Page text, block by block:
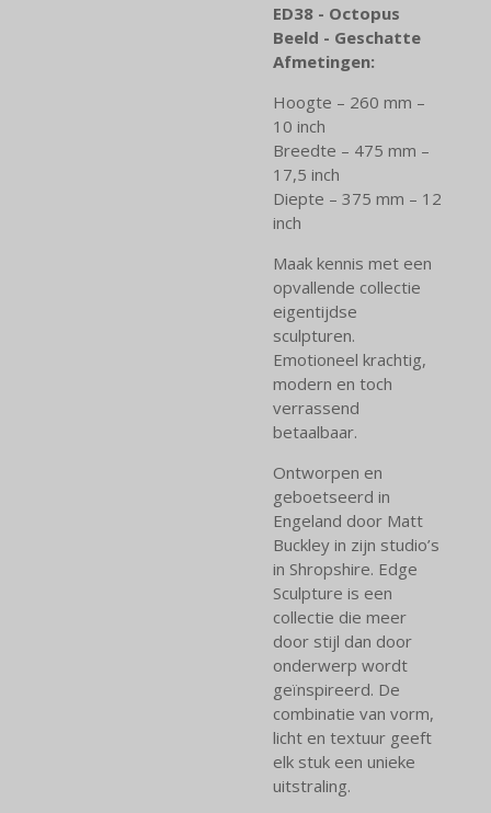
ED38 - Octopus
Beeld - Geschatte
Afmetingen:
Hoogte – 260 mm –
10 inch
Breedte – 475 mm –
17,5 inch
Diepte – 375 mm – 12
inch
Maak kennis met een
opvallende collectie
eigentijdse
sculpturen.
Emotioneel krachtig,
modern en toch
verrassend
betaalbaar.
Ontworpen en
geboetseerd in
Engeland door Matt
Buckley in zijn studio’s
in Shropshire. Edge
Sculpture is een
collectie die meer
door stijl dan door
onderwerp wordt
geïnspireerd. De
combinatie van vorm,
licht en textuur geeft
elk stuk een unieke
uitstraling.